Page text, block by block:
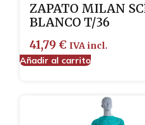
ZAPATO MILAN
BLANCO T/36
41,79 € IVA incl.
Añadir al carrito